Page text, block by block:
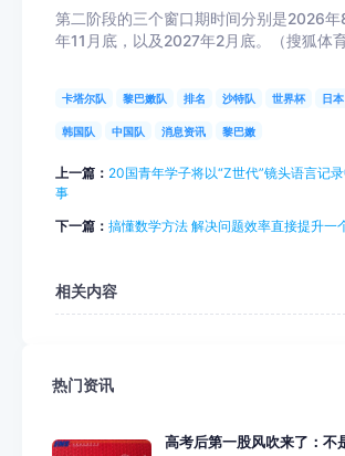
第二阶段的三个窗口期时间分别是2026
年11月底，以及2027年2月底。（搜狐体
卡塔尔队 黎巴嫩队 排名 沙特队 世界杯 日本
韩国队 中国队 消息资讯 黎巴嫩
上一篇： 20国青年学子将以“Z世代”镜头语言记
事
下一篇： 搞懂数学方法 解决问题效率直接提升一
相关内容
热门资讯
高考后第一股风吹来了：不